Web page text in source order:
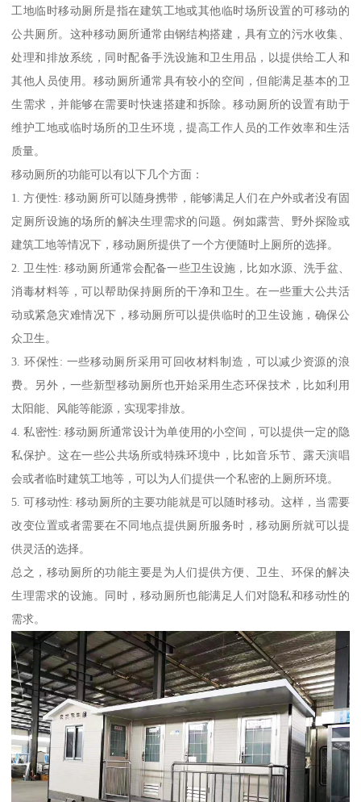
工地临时移动厕所是指在建筑工地或其他临时场所设置的可移动的
公共厕所。这种移动厕所通常由钢结构搭建，具有立的污水收集、
处理和排放系统，同时配备手洗设施和卫生用品，以提供给工人和
其他人员使用。移动厕所通常具有较小的空间，但能满足基本的卫
生需求，并能够在需要时快速搭建和拆除。移动厕所的设置有助于
维护工地或临时场所的卫生环境，提高工作人员的工作效率和生活
质量。
移动厕所的功能可以有以下几个方面：
1. 方便性: 移动厕所可以随身携带，能够满足人们在户外或者没有固
定厕所设施的场所的解决生理需求的问题。例如露营、野外探险或
建筑工地等情况下，移动厕所提供了一个方便随时上厕所的选择。
2. 卫生性: 移动厕所通常会配备一些卫生设施，比如水源、洗手盆、
消毒材料等，可以帮助保持厕所的干净和卫生。在一些重大公共活
动或紧急灾难情况下，移动厕所可以提供临时的卫生设施，确保公
众卫生。
3. 环保性: 一些移动厕所采用可回收材料制造，可以减少资源的浪
费。另外，一些新型移动厕所也开始采用生态环保技术，比如利用
太阳能、风能等能源，实现零排放。
4. 私密性: 移动厕所通常设计为单使用的小空间，可以提供一定的隐
私保护。这在一些公共场所或特殊环境中，比如音乐节、露天演唱
会或者临时建筑工地等，可以为人们提供一个私密的上厕所环境。
5. 可移动性: 移动厕所的主要功能就是可以随时移动。这样，当需要
改变位置或者需要在不同地点提供厕所服务时，移动厕所就可以提
供灵活的选择。
总之，移动厕所的功能主要是为人们提供方便、卫生、环保的解决
生理需求的设施。同时，移动厕所也能满足人们对隐私和移动性的
需求。